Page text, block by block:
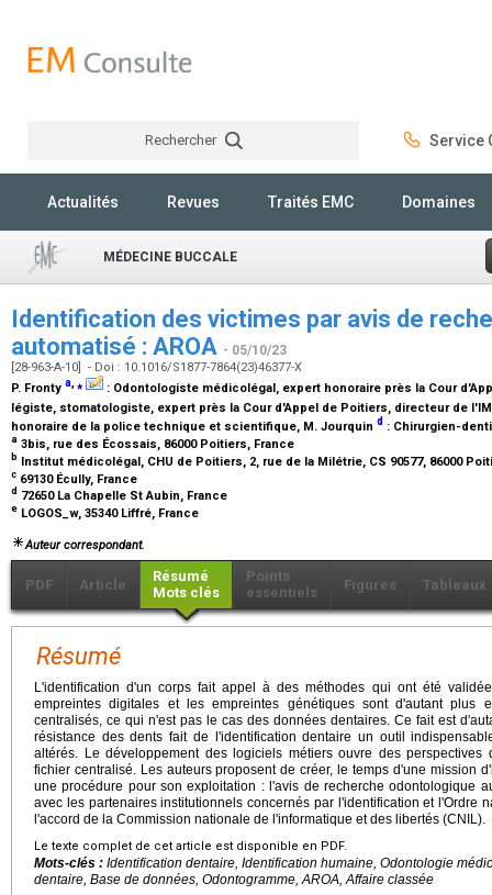
Rechercher Service
Actualités Revues Traités EMC Domaines
MÉDECINE BUCCALE
Identification des victimes par avis de
automatisé : AROA - 05/10/23
[28-963-A-10] - Doi : 10.1016/S1877-7864(23)46377-X
P. Fronty a,⁎ : Odontologiste médicolégal, expert honoraire près la Cour
légiste, stomatologiste, expert près la Cour d'Appel de Poitiers, directeur de
honoraire de la police technique et scientifique, M. Jourquin d : Chirurgien-
a 3bis, rue des Écossais, 86000 Poitiers, France
b Institut médicolégal, CHU de Poitiers, 2, rue de la Milétrie, CS 90577, 86000
c 69130 Écully, France
d 72650 La Chapelle St Aubin, France
e LOGOS_w, 35340 Liffré, France
Auteur correspondant.
PDF Article
Résumé
Mots clés
Points
essentiels
Figures Tableaux
Résumé
L'identification d'un corps fait appel à des méthodes qui ont été
empreintes digitales et les empreintes génétiques sont d'autant plus
centralisés, ce qui n'est pas le cas des données dentaires. Ce fait est
résistance des dents fait de l'identification dentaire un outil
altérés. Le développement des logiciels métiers ouvre des
fichier centralisé. Les auteurs proposent de créer, le temps d'une mission
une procédure pour son exploitation : l'avis de recherche odontologique
avec les partenaires institutionnels concernés par l'identification et l'Ordre
l'accord de la Commission nationale de l'informatique et des libertés (CNIL).
Le texte complet de cet article est disponible en PDF.
Mots-clés : Identification dentaire, Identification humaine, Odontologie
dentaire, Base de données, Odontogramme, AROA, Affaire classée